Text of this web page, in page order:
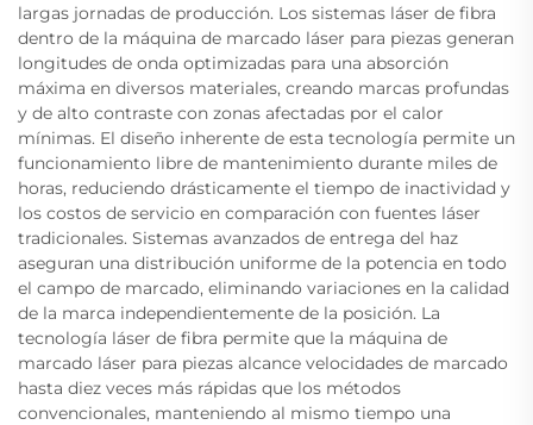
largas jornadas de producción. Los sistemas láser de fibra
dentro de la máquina de marcado láser para piezas generan
longitudes de onda optimizadas para una absorción
máxima en diversos materiales, creando marcas profundas
y de alto contraste con zonas afectadas por el calor
mínimas. El diseño inherente de esta tecnología permite un
funcionamiento libre de mantenimiento durante miles de
horas, reduciendo drásticamente el tiempo de inactividad y
los costos de servicio en comparación con fuentes láser
tradicionales. Sistemas avanzados de entrega del haz
aseguran una distribución uniforme de la potencia en todo
el campo de marcado, eliminando variaciones en la calidad
de la marca independientemente de la posición. La
tecnología láser de fibra permite que la máquina de
marcado láser para piezas alcance velocidades de marcado
hasta diez veces más rápidas que los métodos
convencionales, manteniendo al mismo tiempo una